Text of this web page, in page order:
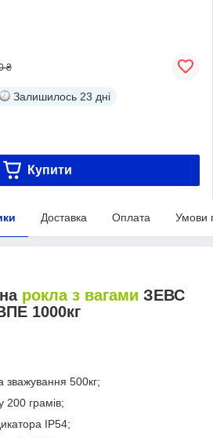
₴
Залишилось 23 дні
Купити
Доставка Оплата Умови
рокла з вагами ЗЕВС
1000кг
500кг;
200 грамів;
IP54;